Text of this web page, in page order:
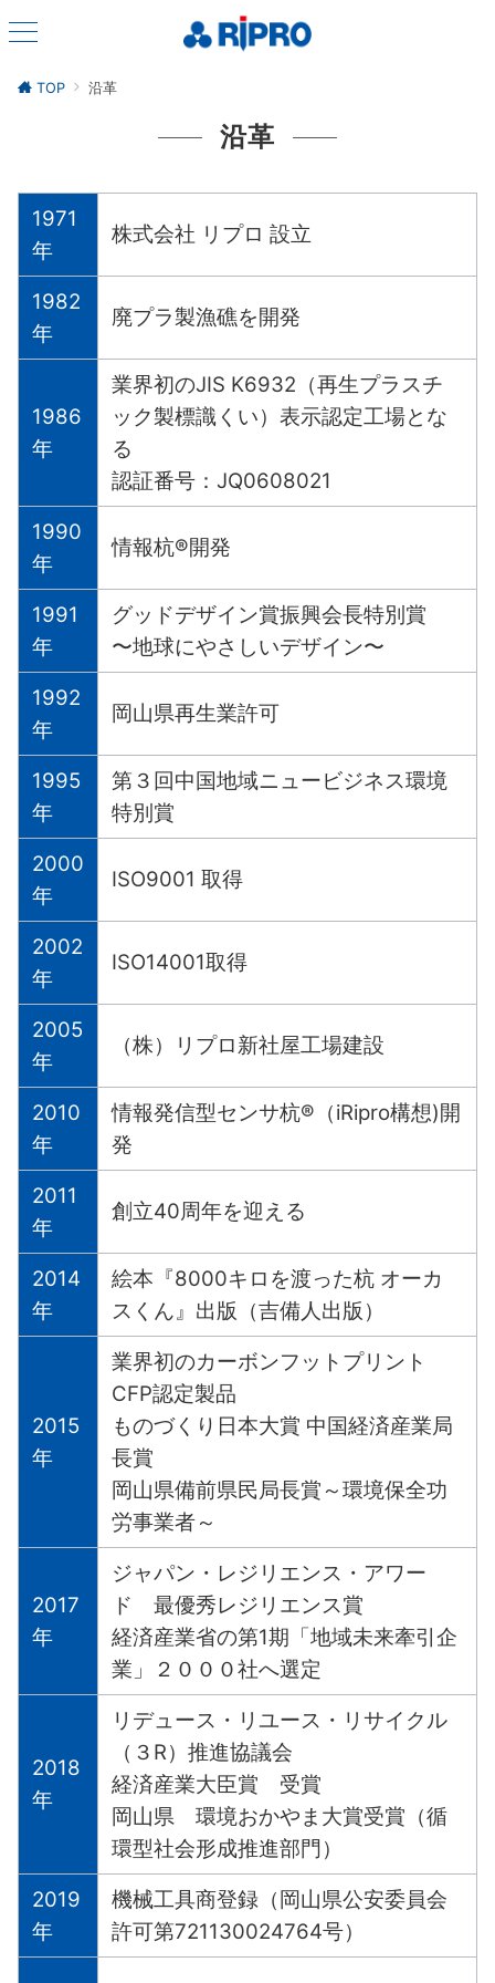
TOP 沿革
沿革
1971
年
株式会社 リプロ 設立
1982
年
廃プラ製漁礁を開発
1986
年
業界初のJIS K6932（再生プラスチ
ック製標識くい）表示認定工場とな
る
認証番号：JQ0608021
1990
年
情報杭®︎開発
1991
年
グッドデザイン賞振興会長特別賞
〜地球にやさしいデザイン〜
1992
年
岡山県再生業許可
1995
年
第３回中国地域ニュービジネス環境
特別賞
2000
年
ISO9001 取得
2002
年
ISO14001取得
2005
年
（株）リプロ新社屋工場建設
2010
年
情報発信型センサ杭®︎（iRipro構想)開
発
2011
年
創立40周年を迎える
2014
年
絵本『8000キロを渡った杭 オーカ
スくん』出版（吉備人出版）
2015
年
業界初のカーボンフットプリント
CFP認定製品
ものづくり日本大賞 中国経済産業局
長賞
岡山県備前県民局長賞～環境保全功
労事業者～
2017
年
ジャパン・レジリエンス・アワー
ド 最優秀レジリエンス賞
経済産業省の第1期「地域未来牽引企
業」２０００社へ選定
2018
年
リデュース・リユース・リサイクル
（３R）推進協議会
経済産業大臣賞 受賞
岡山県 環境おかやま大賞受賞（循
環型社会形成推進部門）
2019
年
機械工具商登録（岡山県公安委員会
許可第721130024764号）